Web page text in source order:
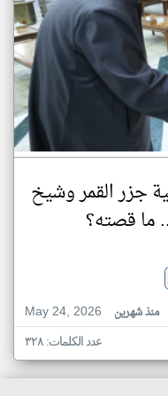
جزر القمر وشيخ
ما قصته؟
May 24, 2026
منذ شهرين
عدد الكلمات: ٣٢٨